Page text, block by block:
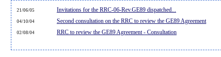
21/06/05 Invitations for the RRC-06-Rev.GE89 dispatched...
04/10/04 Second consultation on the RRC to review the GE89 Agreement
02/08/04 RRC to review the GE89 Agreement - Consultation